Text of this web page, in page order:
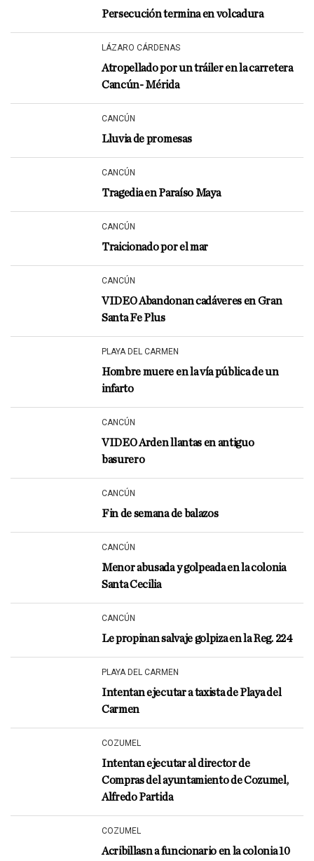
Persecución termina en volcadura
LÁZARO CÁRDENAS
Atropellado por un tráiler en la carretera
Cancún- Mérida
CANCÚN
Lluvia de promesas
CANCÚN
Tragedia en Paraíso Maya
CANCÚN
Traicionado por el mar
CANCÚN
VIDEO Abandonan cadáveres en Gran
Santa Fe Plus
PLAYA DEL CARMEN
Hombre muere en la vía pública de un
infarto
CANCÚN
VIDEO Arden llantas en antiguo
basurero
CANCÚN
Fin de semana de balazos
CANCÚN
Menor abusada y golpeada en la colonia
Santa Cecilia
CANCÚN
Le propinan salvaje golpiza en la Reg. 224
PLAYA DEL CARMEN
Intentan ejecutar a taxista de Playa del
Carmen
COZUMEL
Intentan ejecutar al director de
Compras del ayuntamiento de Cozumel,
Alfredo Partida
COZUMEL
Acribillasn a funcionario en la colonia 10